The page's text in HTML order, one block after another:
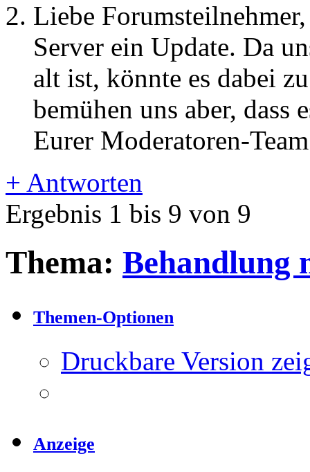
Liebe
Server ein Update. Da
alt ist, könnte es dabei
bemühen uns aber, dass
Eurer Moderatoren-Team
+ Antworten
Ergebnis 1 bis 9 von 9
Thema: Behandlung
Themen-Optionen
Druckbare Version
Anzeige